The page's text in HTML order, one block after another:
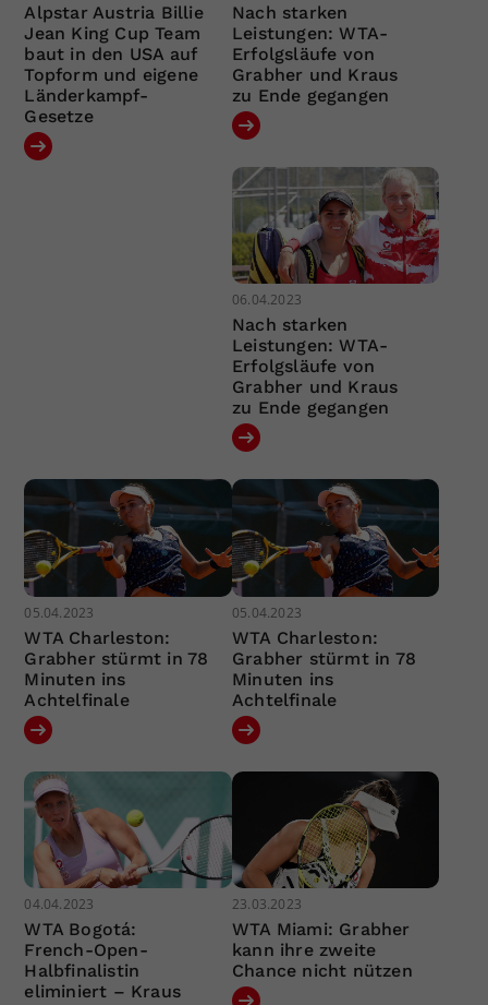
Alpstar Austria Billie
Jean King Cup Team
baut in den USA auf
Topform und eigene
Länderkampf-
Gesetze
Nach starken
Leistungen: WTA-
Erfolgsläufe von
Grabher und Kraus
zu Ende gegangen
06.04.2023
Nach starken
Leistungen: WTA-
Erfolgsläufe von
Grabher und Kraus
zu Ende gegangen
05.04.2023
WTA Charleston:
Grabher stürmt in 78
Minuten ins
Achtelfinale
05.04.2023
WTA Charleston:
Grabher stürmt in 78
Minuten ins
Achtelfinale
04.04.2023
WTA Bogotá:
French-Open-
Halbfinalistin
eliminiert – Kraus
23.03.2023
WTA Miami: Grabher
kann ihre zweite
Chance nicht nützen